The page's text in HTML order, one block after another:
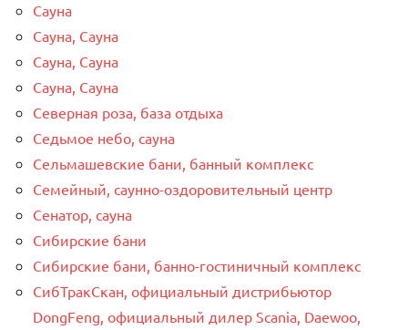
Сауна
Сауна, Сауна
Сауна, Сауна
Сауна, Сауна
Северная роза, база отдыха
Седьмое небо, сауна
Сельмашевские бани, банный комплекс
Семейный, саунно-оздоровительный центр
Сенатор, сауна
Сибирские бани
Сибирские бани, банно-гостиничный комплекс
СибТракСкан, официальный дистрибьютор
DongFeng, официальный дилер Scania, Daewoo,